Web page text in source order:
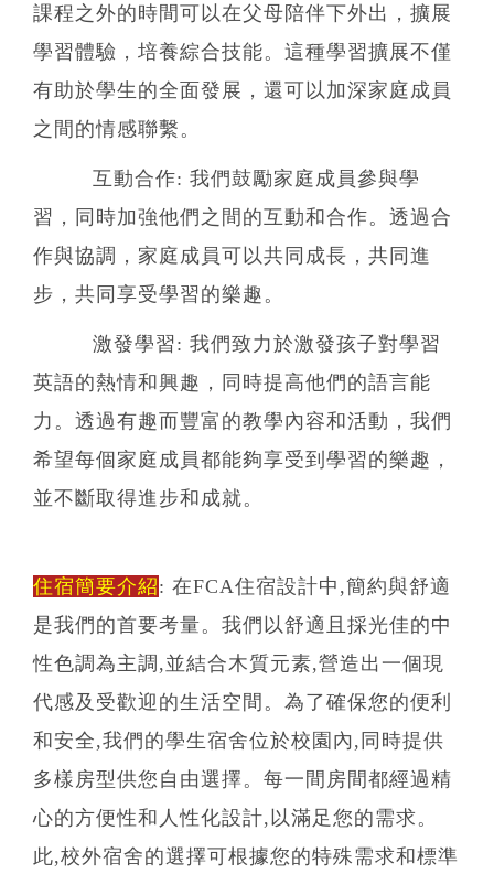
課程之外的時間可以在父母陪伴下外出，擴展
學習體驗，培養綜合技能。這種學習擴展不僅
有助於學生的全面發展，還可以加深家庭成員
之間的情感聯繫。
互動合作: 我們鼓勵家庭成員參與學
習，同時加強他們之間的互動和合作。透過合
作與協調，家庭成員可以共同成長，共同進
步，共同享受學習的樂趣。
激發學習: 我們致力於激發孩子對學習
英語的熱情和興趣，同時提高他們的語言能
力。透過有趣而豐富的教學內容和活動，我們
希望每個家庭成員都能夠享受到學習的樂趣，
並不斷取得進步和成就。
住宿簡要介紹: 在FCA住宿設計中,簡約與舒適
是我們的首要考量。我們以舒適且採光佳的中
性色調為主調,並結合木質元素,營造出一個現
代感及受歡迎的生活空間。為了確保您的便利
和安全,我們的學生宿舍位於校園內,同時提供
多樣房型供您自由選擇。每一間房間都經過精
心的方便性和人性化設計,以滿足您的需求。
此,校外宿舍的選擇可根據您的特殊需求和標準